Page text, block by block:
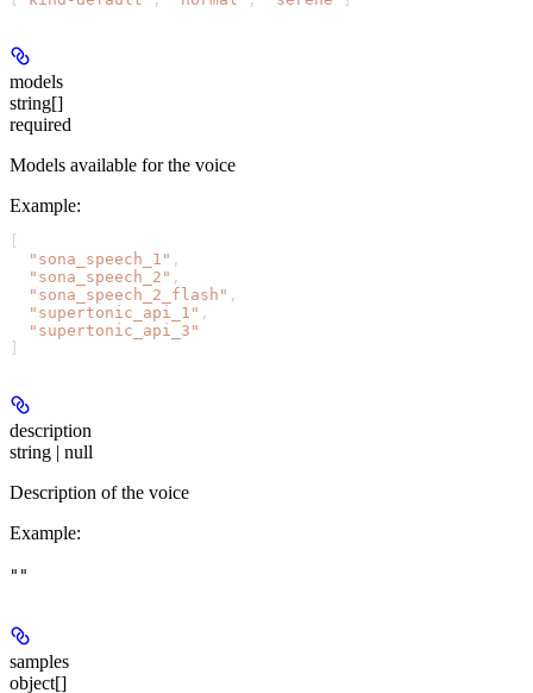
models
string[]
required
Models available for the voice
Example:
  "sona_speech_1"
,
  "sona_speech_2"
,
  "sona_speech_2_flash"
,
  "supertonic_api_1"
,
  "supertonic_api_3"
description
string | null
Description of the voice
Example:
""
samples
object[]